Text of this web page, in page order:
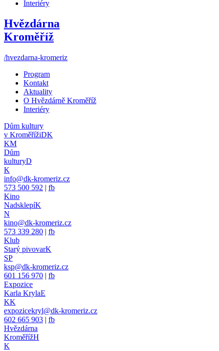
Interiéry
Hvězdárna
Kroměříž
/hvezdarna-kromeriz
Program
Kontakt
Aktuality
O Hvězdárně Kroměříž
Interiéry
Dům kultury
v KroměřížiDK
KM
Dům
kulturyD
K
info@dk-kromeriz.cz
573 500 592 | fb
Kino
NadsklepíK
N
kino@dk-kromeriz.cz
573 339 280 | fb
Klub
Starý pivovarK
SP
ksp@dk-kromeriz.cz
601 156 970 | fb
Expozice
Karla KrylaE
KK
expozicekryl@dk-kromeriz.cz
602 665 903 | fb
Hvězdárna
KroměřížH
K